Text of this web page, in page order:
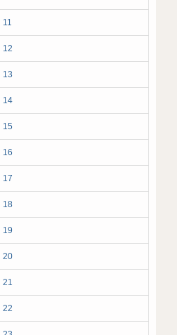
11
12
13
14
15
16
17
18
19
20
21
22